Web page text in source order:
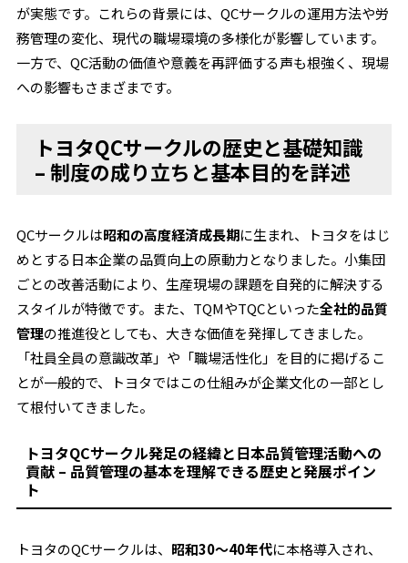
が実態です。これらの背景には、QCサークルの運用方法や労
務管理の変化、現代の職場環境の多様化が影響しています。
一方で、QC活動の価値や意義を再評価する声も根強く、現場
への影響もさまざまです。
トヨタQCサークルの歴史と基礎知識
– 制度の成り立ちと基本目的を詳述
QCサークルは昭和の高度経済成長期に生まれ、トヨタをはじ
めとする日本企業の品質向上の原動力となりました。小集団
ごとの改善活動により、生産現場の課題を自発的に解決する
スタイルが特徴です。また、TQMやTQCといった全社的品質
管理の推進役としても、大きな価値を発揮してきました。
「社員全員の意識改革」や「職場活性化」を目的に掲げるこ
とが一般的で、トヨタではこの仕組みが企業文化の一部とし
て根付いてきました。
トヨタQCサークル発足の経緯と日本品質管理活動への
貢献 – 品質管理の基本を理解できる歴史と発展ポイン
ト
トヨタのQCサークルは、 昭和30〜40年代に本格導入され、